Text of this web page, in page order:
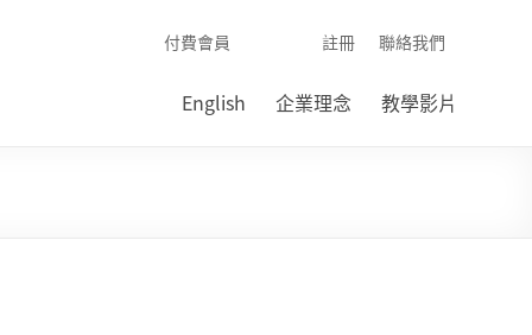
聯絡我們
註冊
付費會員
English 企業理念 教學影片